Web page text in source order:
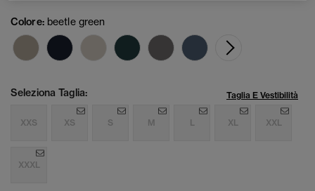
Colore: beetle green
Seleziona Taglia: Taglia E Vestibilità
XXS XS S M L XL XXL
XXXL